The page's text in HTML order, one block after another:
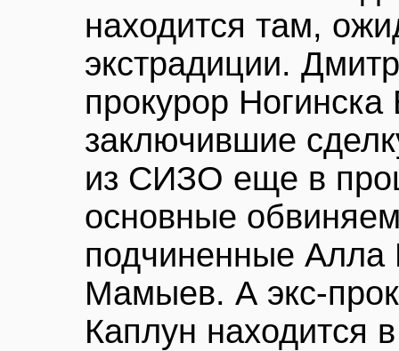
находится там,
экстрадиции.
прокурор
заключившие
из СИЗО еще в
основные
подчиненные Алла
Мамыев. А экс-
Каплун находится